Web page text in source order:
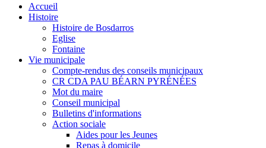
Accueil
Histoire
Histoire de Bosdarros
Eglise
Fontaine
Vie municipale
Compte-rendus des conseils municipaux
CR CDA PAU BÉARN PYRÉNÉES
Mot du maire
Conseil municipal
Bulletins d'informations
Action sociale
Aides pour les Jeunes
Repas à domicile